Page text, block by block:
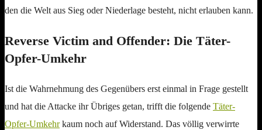
den die Welt aus Sieg oder Niederlage besteht, nicht erlauben kann.
Reverse Victim and Offender: Die Täter-
Opfer-Umkehr
Ist die Wahrnehmung des Gegenübers erst einmal in Frage gestellt
und hat die Attacke ihr Übriges getan, trifft die folgende Täter-
Opfer-Umkehrkaum noch auf Widerstand. Das völlig verwirrte